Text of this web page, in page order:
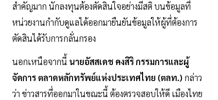
สำคัญมาก นักลงทุนต้องตัดสินใจอย่างมีสติ บนข้อมูลที่
หน่วยงานกำกับดูแลได้ออกมายืนยันข้อมูลให้ผู้ที่ต้องการ
ตัดสินได้รับการกลั่นกรอง
นอกเหนือจากนี้ นายอัสสเดช คงสิริ กรรมการและผู้
จัดการ ตลาดหลักทรัพย์แห่งประเทศไทย (ตลท.) กล่าว
ว่า ข่าวสารที่ออกมาในขณะนี้ ต้องตรวจสอบให้ดี เมืองไทย